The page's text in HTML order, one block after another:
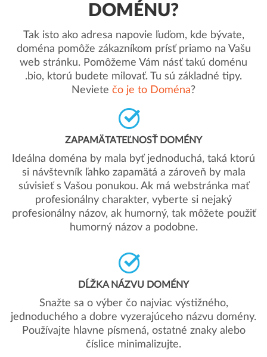
DOMÉNU?
Tak isto ako adresa napovie ľuďom, kde bývate,
doména pomôže zákazníkom prísť priamo na Vašu
web stránku. Pomôžeme Vám násť takú doménu
.bio, ktorú budete milovať. Tu sú základné tipy.
Neviete čo je to Doména?
ZAPAMÄTATEĽNOSŤ DOMÉNY
Ideálna doména by mala byť jednoduchá, taká ktorú
si návštevník ľahko zapamätá a zároveň by mala
súvisieť s Vašou ponukou. Ak má webstránka mať
profesionálny charakter, vyberte si nejaký
profesionálny názov, ak humorný, tak môžete použiť
humorný názov a podobne.
DĹŽKA NÁZVU DOMÉNY
Snažte sa o výber čo najviac výstižného,
jednoduchého a dobre vyzerajúceho názvu domény.
Používajte hlavne písmená, ostatné znaky alebo
číslice minimalizujte.